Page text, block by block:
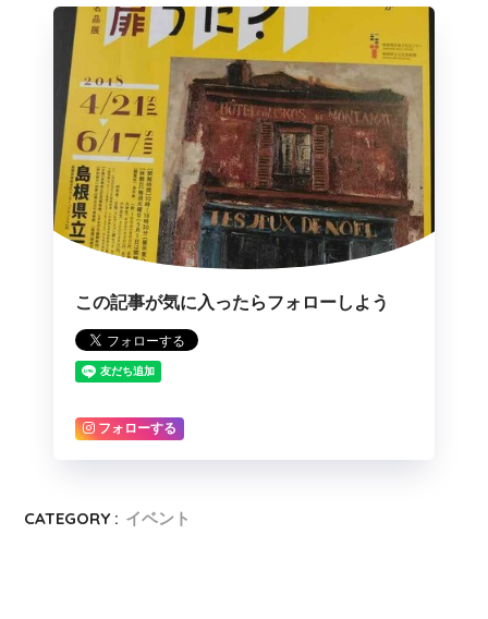
この記事が気に入ったらフォローしよう
フォローする
CATEGORY : イベント